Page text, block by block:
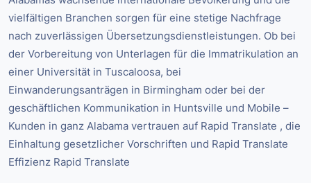
vielfältigen Branchen sorgen für eine stetige Nachfrage
nach zuverlässigen Übersetzungsdienstleistungen. Ob bei
der Vorbereitung von Unterlagen für die Immatrikulation an
einer Universität in Tuscaloosa, bei
Einwanderungsanträgen in Birmingham oder bei der
geschäftlichen Kommunikation in Huntsville und Mobile –
Kunden in ganz Alabama vertrauen auf Rapid Translate , die
Einhaltung gesetzlicher Vorschriften und Rapid Translate
Effizienz Rapid Translate